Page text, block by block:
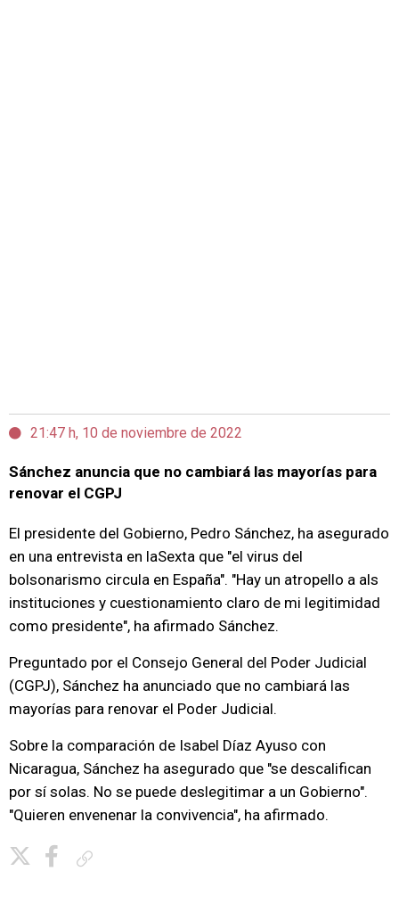
21:47 h, 10 de noviembre de 2022
Sánchez anuncia que no cambiará las mayorías para
renovar el CGPJ
El presidente del Gobierno, Pedro Sánchez, ha asegurado
en una entrevista en laSexta que "el virus del
bolsonarismo circula en España". "Hay un atropello a als
instituciones y cuestionamiento claro de mi legitimidad
como presidente", ha afirmado Sánchez.
Preguntado por el Consejo General del Poder Judicial
(CGPJ), Sánchez ha anunciado que no cambiará las
mayorías para renovar el Poder Judicial.
Sobre la comparación de Isabel Díaz Ayuso con
Nicaragua, Sánchez ha asegurado que "se descalifican
por sí solas. No se puede deslegitimar a un Gobierno".
"Quieren envenenar la convivencia", ha afirmado.